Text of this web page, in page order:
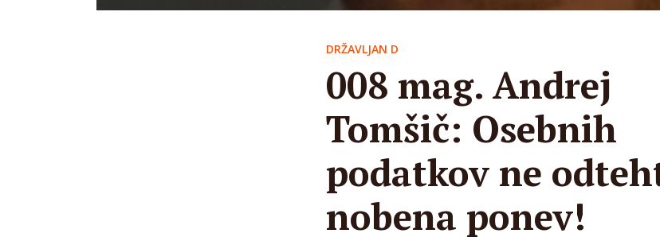
DRŽAVLJAN D
008 mag. Andrej
Tomšič: Osebnih
podatkov ne
nobena ponev!